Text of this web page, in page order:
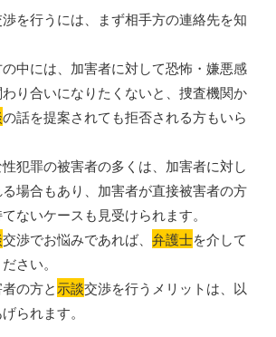
を行うには、まず相手方の連絡先を知
中には、加害者に対して恐怖・嫌悪感
り合いになりたくないと、捜査機関か
の話を提案されても拒否される方もいら
犯罪の被害者の多くは、加害者に対し
場合もあり、加害者が直接被害者の方
ないケースも見受けられます。
交渉でお悩みであれば、弁護士を介して
さい。
の方と示談交渉を行うメリットは、以
られます。